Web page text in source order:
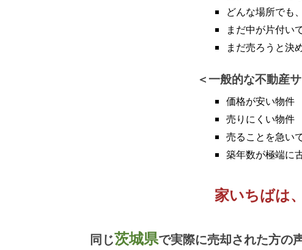
どんな場所でも
まだ中が片付い
まだ売ろうと決
一般的な不動産
価格が安い物件
売りにくい物件
売ることを急い
築年数が極端に
家いちばは
同じ茨城県で実際に売却された方の